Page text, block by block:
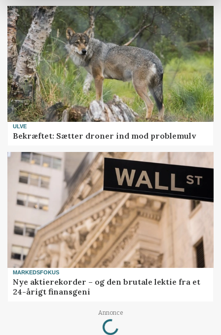
ULVE
Bekræftet: Sætter droner ind mod problemulv
MARKEDSFOKUS
Nye aktierekorder – og den brutale lektie fra et
24-årigt finansgeni
Annonce
Loading...